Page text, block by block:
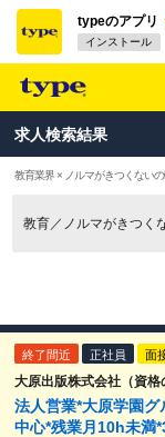
typeのアプリ
インストール
求人検索結果
教育業界 × ノルマがきつくない
教育／ノルマがきつく
終了間近 正社員 面
大原出版株式会社（資格
法人営業*大原学園
中心*残業月10h未満